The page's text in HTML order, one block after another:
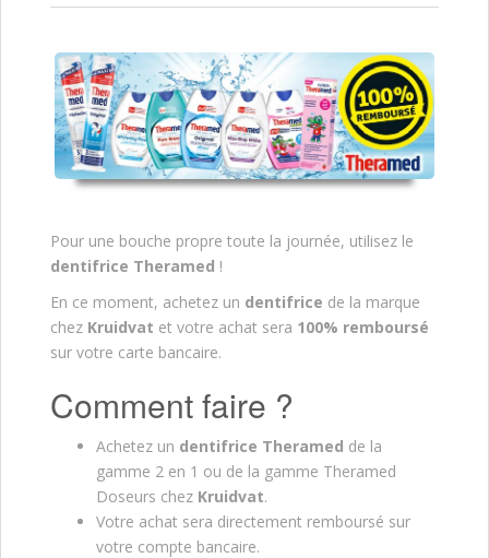
Pour une bouche propre toute la journée, utilisez le
dentifrice Theramed !
En ce moment, achetez un dentifrice de la marque
chez Kruidvat et votre achat sera 100% remboursé
sur votre carte bancaire.
Comment faire ?
Achetez un dentifrice Theramed de la
gamme 2 en 1 ou de la gamme Theramed
Doseurs chez Kruidvat.
Votre achat sera directement remboursé sur
votre compte bancaire.